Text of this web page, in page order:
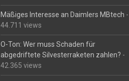
Mäßiges Interesse an Daimlers MBtech -
44.711 views
O-Ton: Wer muss Schaden für
abgedriftete Silvesterraketen zahlen? -
42.365 views